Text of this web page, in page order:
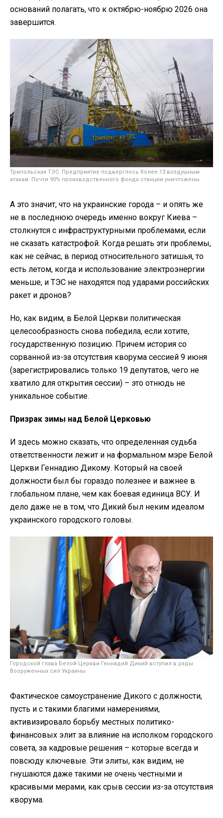
оснований полагать, что к октябрю-ноябрю 2026 она
завершится.
Трипольская ТЭС. Предприятие подверглось более 13 воздушным
атакам. Почти 90% производственного фонда станции уничтожены
А это значит, что на украинские города – и опять же
не в последнюю очередь именно вокруг Киева –
столкнутся с инфраструктурными проблемами, если
не сказать катастрофой. Когда решать эти проблемы,
как не сейчас, в период относительного затишья, то
есть летом, когда и использование электроэнергии
меньше, и ТЭС не находятся под ударами российских
ракет и дронов?
Но, как видим, в Белой Церкви политическая
целесообразность снова победила, если хотите,
государственную позицию. Причем история со
сорванной из-за отсутствия кворума сессией 9 июня
(зарегистрировались только 19 депутатов, чего не
хватило для открытия сессии) – это отнюдь не
уникальное событие.
Призрак зимы над Белой Церковью
И здесь можно сказать, что определенная судьба
ответственности лежит и на формальном мэре Белой
Церкви Геннадию Дикому. Который на своей
должности был бы гораздо полезнее и важнее в
глобальном плане, чем как боевая единица ВСУ. И
дело даже не в том, что Дикий был неким идеалом
украинского городского головы.
Городской глава Белой Церкви Геннадий Дикий вступил в ряды
Вооруженных сил Украины
Фактическое самоустранение Дикого с должности,
пусть и с такими благими намерениями,
активизировало борьбу местных политико-
финансовых элит за влияние на исполком городского
совета, за кадровые решения – которые всегда и
повсюду ключевые. Эти элиты, как видим, не
гнушаются даже такими не очень честными и
красивыми мерами, как срыв сессии из-за отсутствия
кворума.